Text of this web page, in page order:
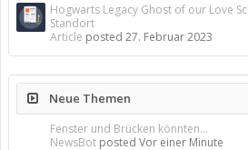
Hogwarts Legacy Ghost of our Love
Standort
Article posted 27. Februar 2023
Neue Themen
Fenster und Brücken könnten...
NewsBot posted Vor einer Minute